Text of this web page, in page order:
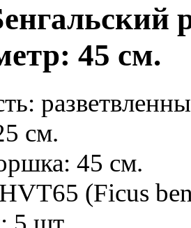
45 см.
см.
45 см.
(Ficus